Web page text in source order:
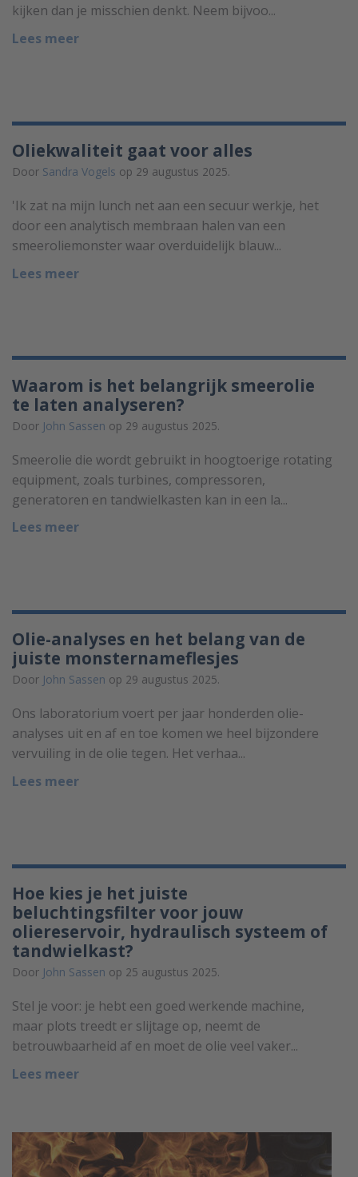
kijken dan je misschien denkt. Neem bijvoo...
Lees meer
Oliekwaliteit gaat voor alles
Door Sandra Vogels op 29 augustus 2025.
'Ik zat na mijn lunch net aan een secuur werkje, het
door een analytisch membraan halen van een
smeeroliemonster waar overduidelijk blauw...
Lees meer
Waarom is het belangrijk smeerolie
te laten analyseren?
Door John Sassen op 29 augustus 2025.
Smeerolie die wordt gebruikt in hoogtoerige rotating
equipment, zoals turbines, compressoren,
generatoren en tandwielkasten kan in een la...
Lees meer
Olie-analyses en het belang van de
juiste monsternameflesjes
Door John Sassen op 29 augustus 2025.
Ons laboratorium voert per jaar honderden olie-
analyses uit en af en toe komen we heel bijzondere
vervuiling in de olie tegen. Het verhaa...
Lees meer
Hoe kies je het juiste
beluchtingsfilter voor jouw
oliereservoir, hydraulisch systeem of
tandwielkast?
Door John Sassen op 25 augustus 2025.
Stel je voor: je hebt een goed werkende machine,
maar plots treedt er slijtage op, neemt de
betrouwbaarheid af en moet de olie veel vaker...
Lees meer